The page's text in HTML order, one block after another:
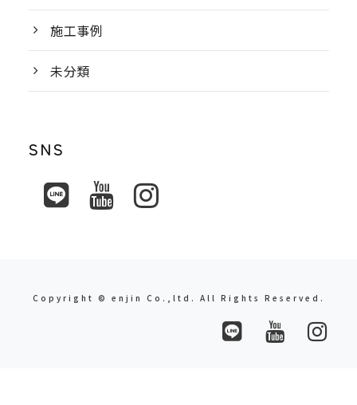
施工事例
未分類
SNS
Copyright © enjin Co.,ltd. All Rights Reserved.